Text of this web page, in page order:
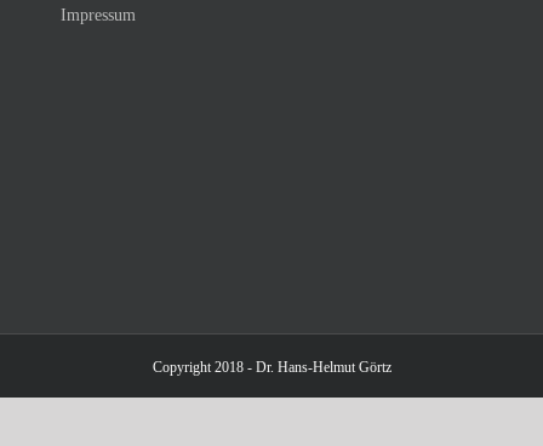
Impressum
Copyright 2018 - Dr. Hans-Helmut Görtz